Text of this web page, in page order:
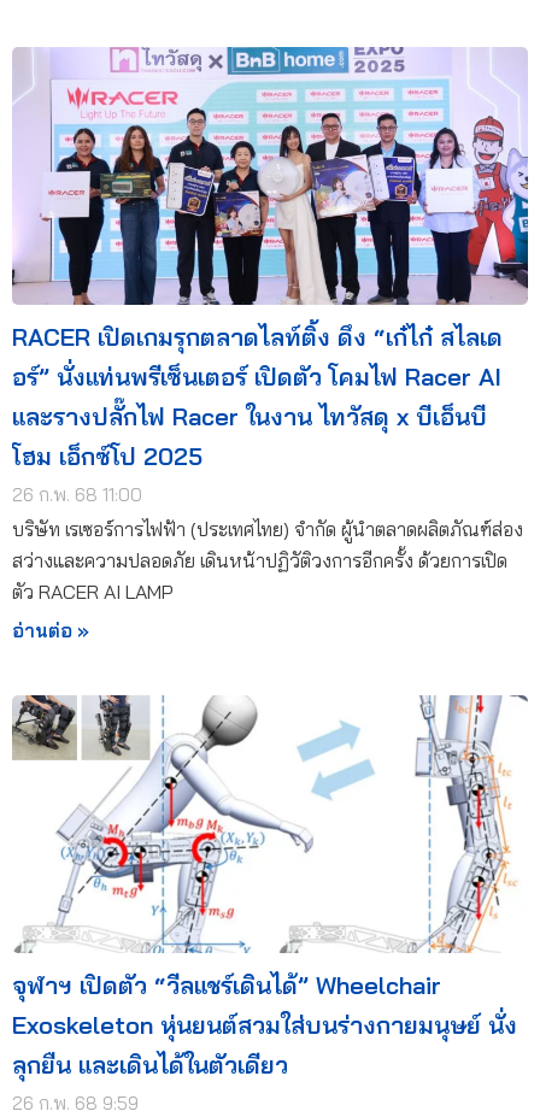
RACER เปิดเกมรุกตลาดไลท์ติ้ง ดึง “เก๋ไก๋ สไลเด
อร์” นั่งแท่นพรีเซ็นเตอร์ เปิดตัว โคมไฟ Racer AI
และรางปลั๊กไฟ Racer ในงาน ไทวัสดุ x บีเอ็นบี
โฮม เอ็กซ์โป 2025
26 ก.พ. 68 11:00
บริษัท เรเซอร์การไฟฟ้า (ประเทศไทย) จำกัด ผู้นำตลาดผลิตภัณฑ์ส่อง
สว่างและความปลอดภัย เดินหน้าปฏิวัติวงการอีกครั้ง ด้วยการเปิด
ตัว RACER AI LAMP
อ่านต่อ »
จุฬาฯ เปิดตัว “วีลแชร์เดินได้” Wheelchair
Exoskeleton หุ่นยนต์สวมใส่บนร่างกายมนุษย์ นั่ง
ลุกยืน และเดินได้ในตัวเดียว
26 ก.พ. 68 9:59